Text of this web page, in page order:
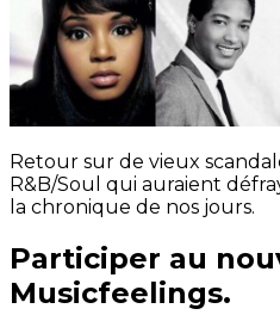
Retour sur de vieux
R&B/Soul qui auraient
la chronique de nos jours.
Participer au
Musicfeelings.